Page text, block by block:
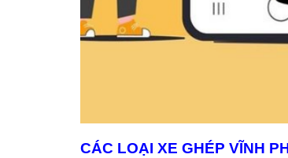
CÁC LOẠI XE GHÉP VĨNH